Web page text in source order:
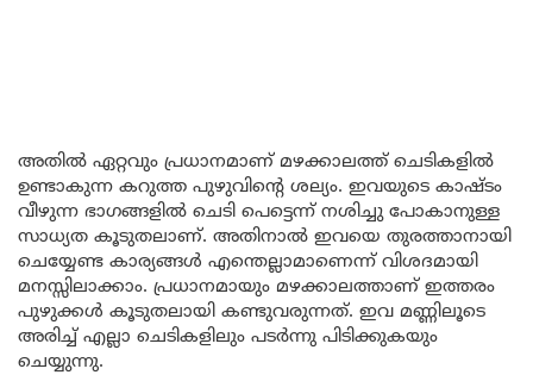
അതിൽ ഏറ്റവും പ്രധാനമാണ് മഴക്കാലത്ത് ചെടികളിൽ
ഉണ്ടാകുന്ന കറുത്ത പുഴുവിന്റെ ശല്യം. ഇവയുടെ കാഷ്ടം
വീഴുന്ന ഭാഗങ്ങളിൽ ചെടി പെട്ടെന്ന് നശിച്ചു പോകാനുള്ള
സാധ്യത കൂടുതലാണ്. അതിനാൽ ഇവയെ തുരത്താനായി
ചെയ്യേണ്ട കാര്യങ്ങൾ എന്തെല്ലാമാണെന്ന് വിശദമായി
മനസ്സിലാക്കാം. പ്രധാനമായും മഴക്കാലത്താണ് ഇത്തരം
പുഴുക്കൾ കൂടുതലായി കണ്ടുവരുന്നത്. ഇവ മണ്ണിലൂടെ
അരിച്ച് എല്ലാ ചെടികളിലും പടർന്നു പിടിക്കുകയും
ചെയ്യുന്നു.